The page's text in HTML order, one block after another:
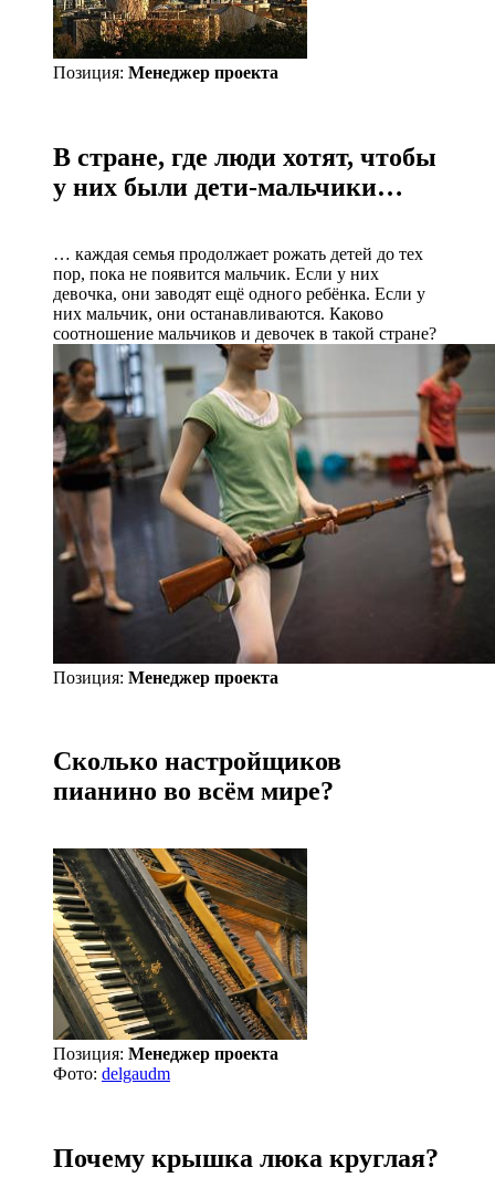
Позиция: Менеджер проекта
В стране, где люди хотят, чтобы
у них были дети-мальчики…
… каждая семья продолжает рожать детей до тех
пор, пока не появится мальчик. Если у них
девочка, они заводят ещё одного ребёнка. Если у
них мальчик, они останавливаются. Каково
соотношение мальчиков и девочек в такой стране?
Позиция: Менеджер проекта
Сколько настройщиков
пианино во всём мире?
Позиция: Менеджер проекта
Фото: delgaudm
Почему крышка люка круглая?